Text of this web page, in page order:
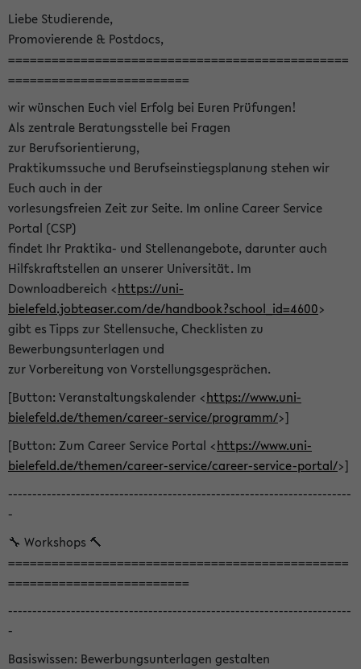
Liebe Studierende,
Promovierende & Postdocs,
===============================================
=========================
wir wünschen Euch viel Erfolg bei Euren Prüfungen!
Als zentrale Beratungsstelle bei Fragen
zur Berufsorientierung,
Praktikumssuche und Berufseinstiegsplanung stehen wir
Euch auch in der
vorlesungsfreien Zeit zur Seite. Im online Career Service
Portal (CSP)
findet Ihr Praktika- und Stellenangebote, darunter auch
Hilfskraftstellen an unserer Universität. Im
Downloadbereich <https://uni-
bielefeld.jobteaser.com/de/handbook?school_id=4600>
gibt es Tipps zur Stellensuche, Checklisten zu
Bewerbungsunterlagen und
zur Vorbereitung von Vorstellungsgesprächen.
[Button: Veranstaltungskalender <https://www.uni-
bielefeld.de/themen/career-service/programm/>]
[Button: Zum Career Service Portal <https://www.uni-
bielefeld.de/themen/career-service/career-service-portal/>]
-----------------------------------------------------------------------
-
🔧 Workshops 🔨
===============================================
=========================
-----------------------------------------------------------------------
-
Basiswissen: Bewerbungsunterlagen gestalten